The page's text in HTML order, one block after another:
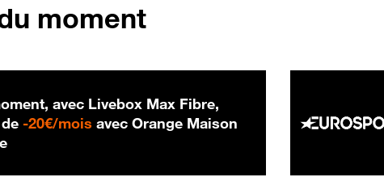
moment
avec Livebox Max Fibre,
-20€/mois 20 € par mois
avec Orange Maison